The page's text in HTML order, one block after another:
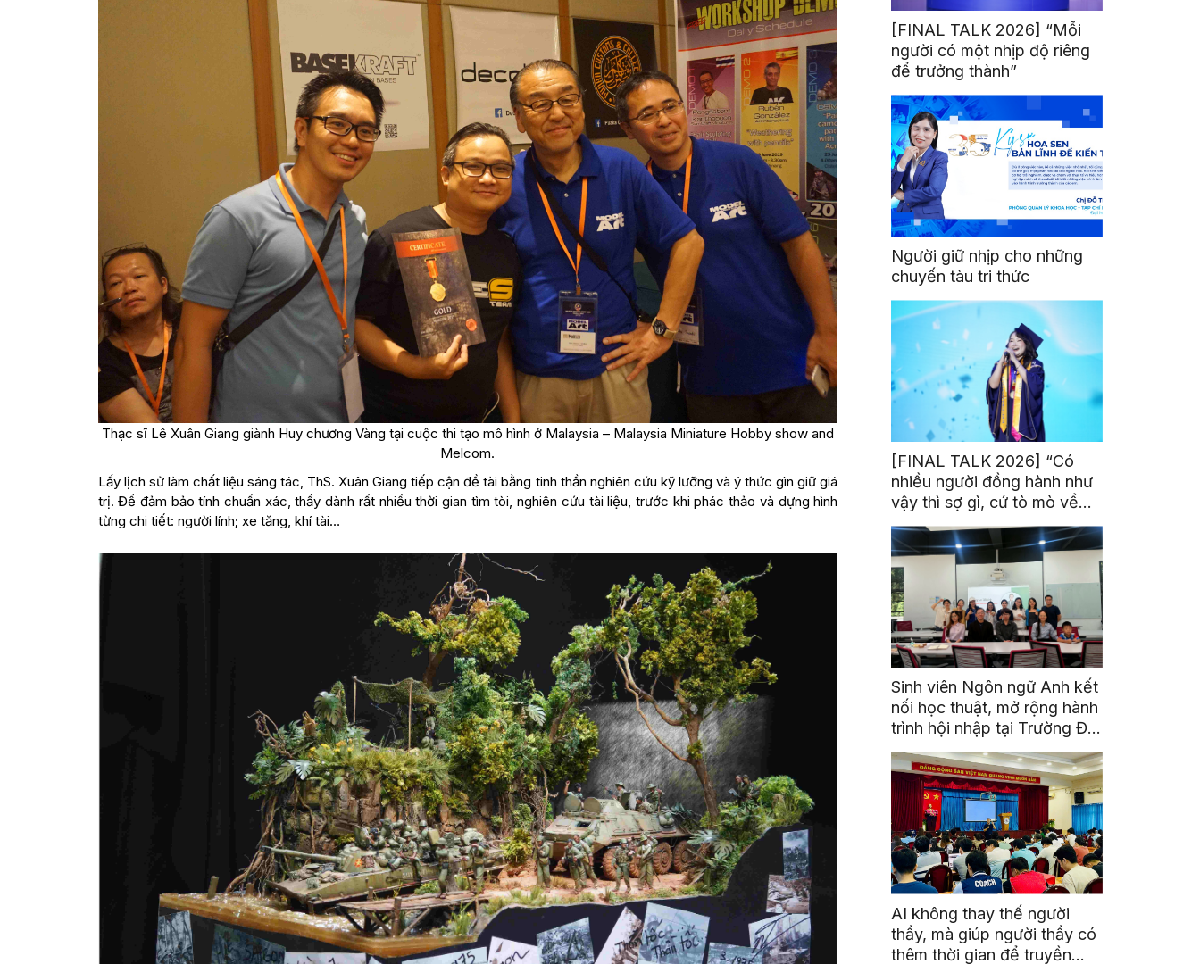
Thạc sĩ Lê Xuân Giang giành Huy chương Vàng tại cuộc thi tạo mô hình ở Malaysia – Malaysia Miniature Hobby show and
Melcom.
Lấy lịch sử làm chất liệu sáng tác, ThS. Xuân Giang tiếp cận đề tài bằng tinh thần nghiên cứu kỹ lưỡng và ý thức gìn giữ giá
trị. Để đảm bảo tính chuẩn xác, thầy dành rất nhiều thời gian tìm tòi, nghiên cứu tài liệu, trước khi phác thảo và dựng hình
từng chi tiết: người lính; xe tăng, khí tài…
[FINAL TALK 2026] “Mỗi
người có một nhịp độ riêng
để trưởng thành”
Người giữ nhịp cho những
chuyến tàu tri thức
[FINAL TALK 2026] “Có
nhiều người đồng hành như
vậy thì sợ gì, cứ tò mò về
thế giới thôi”
Sinh viên Ngôn ngữ Anh kết
nối học thuật, mở rộng hành
trình hội nhập tại Trường Đại
học Quốc gia Malaysia
AI không thay thế người
thầy, mà giúp người thầy có
thêm thời gian để truyền